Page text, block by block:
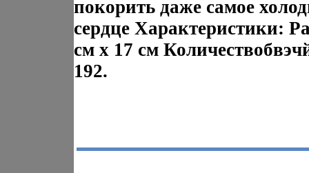
покорить даже самое
сердце Характеристики:
см х 17 см
192.